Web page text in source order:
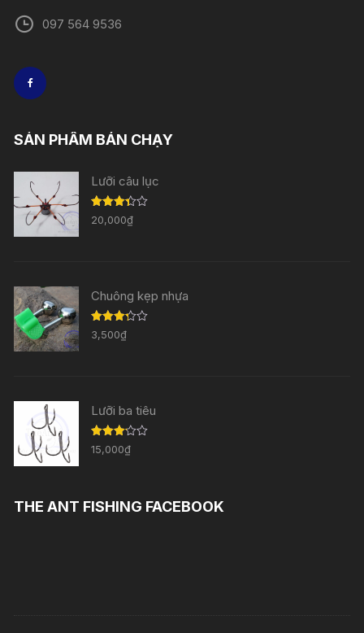
097 564 9536
SẢN PHẨM BÁN CHẠY
Lưỡi câu lục
Được
xếp
20,000₫
Chuông kẹp nhựa
Được
xếp
3,500₫
Lưỡi ba tiêu
Được
xếp
15,000₫
THE ANT FISHING FACEBOOK